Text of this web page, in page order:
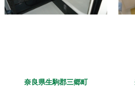
奈良県生駒郡三郷町